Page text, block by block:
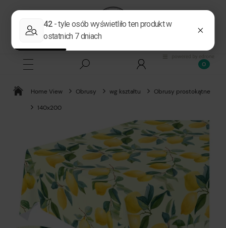
Home View Obrusy wg kształtu
Obrusy prostokątne
140x200